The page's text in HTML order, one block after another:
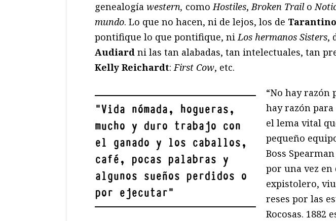
genealogía western, comoHostiles,Broken Trail o
mundo. Lo que no hacen, ni de lejos, los de Tarantino
pontifique lo que pontifique, niLos hermanos Sisters,
Audiard ni las tan alabadas, tan intelectuales, tan
Kelly Reichardt:First Cow, etc.
"Vida nómada, hogueras,
mucho y duro trabajo con
el ganado y los caballos,
café, pocas palabras y
algunos sueños perdidos o
por ejecutar"
“No hay razón
hay razón para
el lema vital
pequeño
Boss
por una vez
expistolero,
reses por las
Rocosas. 1882